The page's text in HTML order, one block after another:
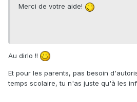
Merci de votre aide!
Au dirlo !!
Et pour les parents, pas besoin
temps scolaire, tu n'as juste qu'à les